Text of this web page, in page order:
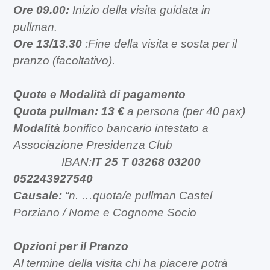
Ore 09.00: Inizio della visita guidata in
pullman.
Ore 13/13.30:Fine della visita e sosta per il
pranzo (facoltativo).
Quote e Modalità di pagamento
Quota pullman: 13 €a persona (per 40 pax)
Modalità bonifico bancario intestato a
Associazione Presidenza Club
IBAN:IT 25 T 03268 03200
052243927540
Causale:“n. …quota/e pullman Castel
Porziano / Nome e Cognome Socio
Opzioni per il Pranzo
Al termine della visita chi ha piacere potrà